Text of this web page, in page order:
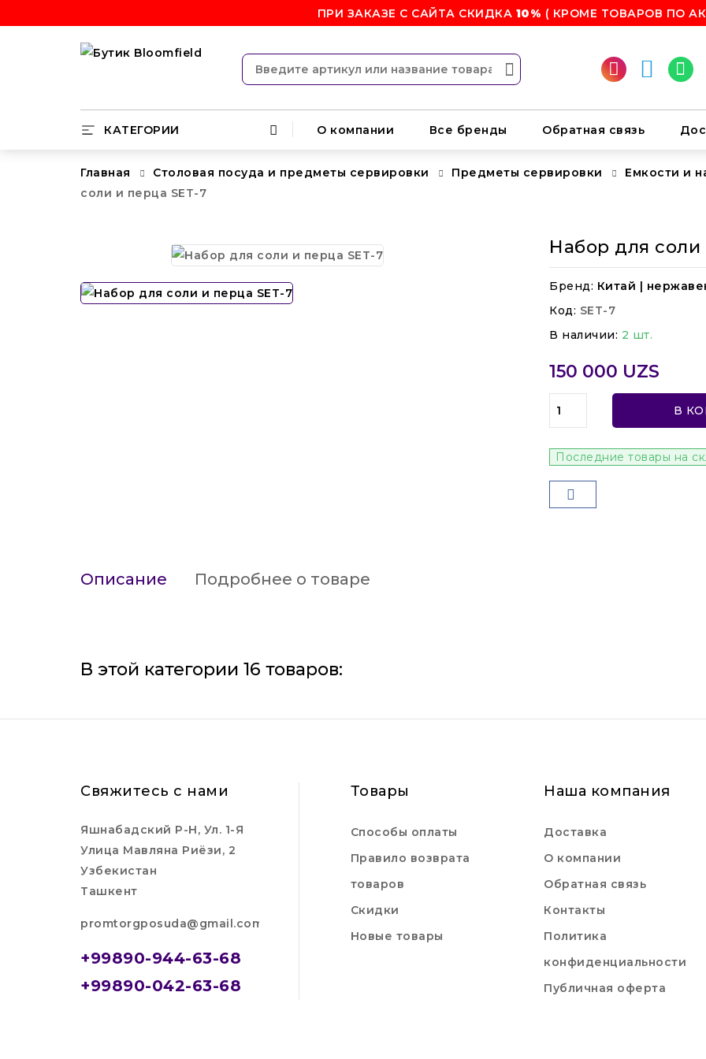
ПРИ ЗАКАЗЕ С САЙТА СКИДКА 10% ( КРОМЕ ТОВАРОВ ПО
КАТЕГОРИИ О компании Все бренды Обратная связь
Главная Столовая посуда и предметы сервировки Предметы сервировки Емкости и
соли и перца SET-7
Набор для соли
Бренд: Китай |
Код: SET-7
В наличии: 2 шт.
150 000 UZS
В
Последние товары на
Описание Подробнее о товаре
В этой категории 16 товаров:
Свяжитесь с нами
Яшнабадский Р-Н, Ул. 1-Я
Улица Мавляна Риёзи, 2
Узбекистан
Ташкент
promtorgposuda@gmail.com
+99890-944-63-68
+99890-042-63-68
Товары
Способы оплаты
Правило возврата
товаров
Скидки
Новые товары
Наша компания
Доставка
О компании
Обратная связь
Контакты
Политика
конфиденциальности
Публичная оферта